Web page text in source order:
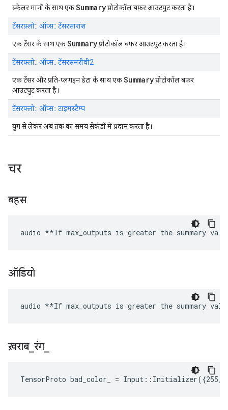
स्केलर मानों के साथ एकSummaryप्रोटोकॉल बफ़र आउटपुट करता है।
टेंसरफ़्लो:: ऑप्स:: टेंसरसारांश
एक टेंसर के साथ एकSummaryप्रोटोकॉल बफ़र आउटपुट करता है।
टेंसरफ्लो:: ऑप्स:: टेंसरसमरीवी2
एक टेंसर और प्रति-प्लगइन डेटा के साथ एकSummaryप्रोटोकॉल बफर
आउटपुट करता है।
टेंसरफ्लो:: ऑप्स:: टाइमस्टैम्प
युग से लेकर अब तक का समय सेकंडों में प्रदान करता है।
चर
बहस
audio **If max_outputs is greater the summary
ऑडियो
audio **If max_outputs is greater the summary
ख़राब_ रंग_
TensorProto bad_color_ =